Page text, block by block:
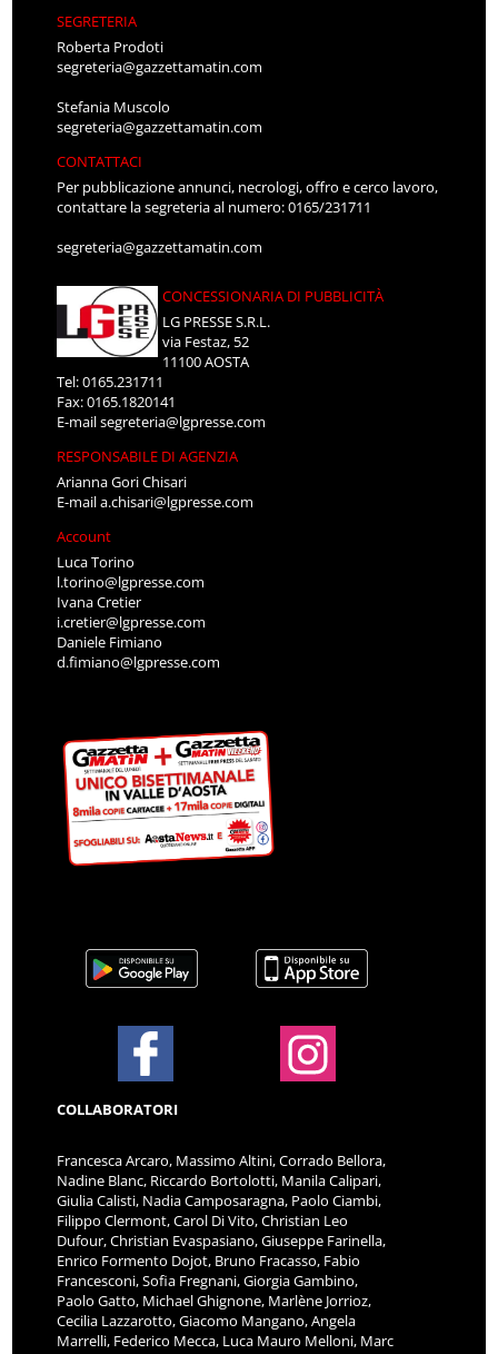
SEGRETERIA
Roberta Prodoti
segreteria@gazzettamatin.com
Stefania Muscolo
segreteria@gazzettamatin.com
CONTATTACI
Per pubblicazione annunci, necrologi, offro e cerco lavoro,
contattare la segreteria al numero: 0165/231711
segreteria@gazzettamatin.com
CONCESSIONARIA DI PUBBLICITÀ
LG PRESSE S.R.L.
via Festaz, 52
11100 AOSTA
Tel: 0165.231711
Fax: 0165.1820141
E-mailsegreteria@lgpresse.com
RESPONSABILE DI AGENZIA
Arianna Gori Chisari
E-maila.chisari@lgpresse.com
Account
Luca Torino
l.torino@lgpresse.com
Ivana Cretier
i.cretier@lgpresse.com
Daniele Fimiano
d.fimiano@lgpresse.com
COLLABORATORI
Francesca Arcaro, Massimo Altini, Corrado Bellora,
Nadine Blanc, Riccardo Bortolotti, Manila Calipari,
Giulia Calisti, Nadia Camposaragna, Paolo Ciambi,
Filippo Clermont, Carol Di Vito, Christian Leo
Dufour, Christian Evaspasiano, Giuseppe Farinella,
Enrico Formento Dojot, Bruno Fracasso, Fabio
Francesconi, Sofia Fregnani, Giorgia Gambino,
Paolo Gatto, Michael Ghignone, Marlène Jorrioz,
Cecilia Lazzarotto, Giacomo Mangano, Angela
Marrelli, Federico Mecca, Luca Mauro Melloni, Marc